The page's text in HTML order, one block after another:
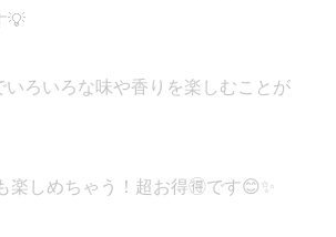
💡
ろいろな味や香りを楽しむことが
しめちゃう！超お得🉐です😊✨